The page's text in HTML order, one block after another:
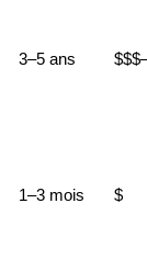
3–5 ans
1–3 mois $